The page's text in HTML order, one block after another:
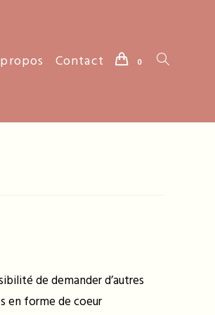
Contact 0 Toggle
de demander d’autres
en forme de coeur